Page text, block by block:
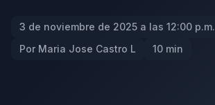
3 de noviembre de 2025 a las 12:00 p.m.
Por Maria Jose Castro L
10 min